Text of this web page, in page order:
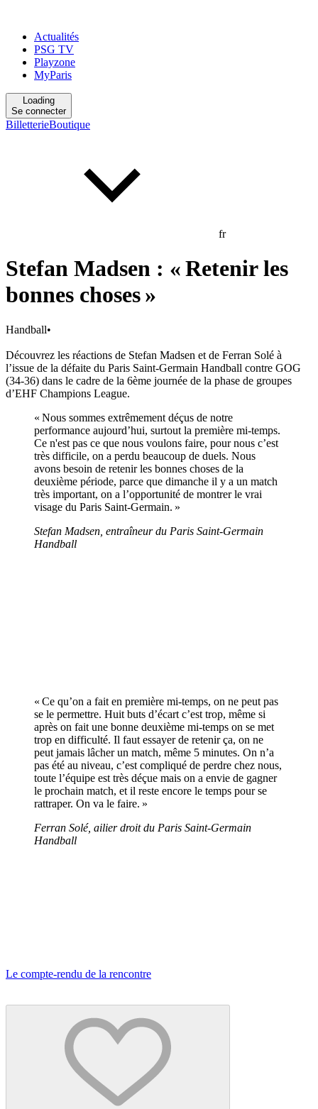
Actualités
PSG TV
Playzone
MyParis
Loading
Se connecter
BilletterieBoutique
fr
Stefan Madsen : « Retenir les
bonnes choses »
Handball•
Découvrez les réactions de Stefan Madsen et de Ferran Solé à
l’issue de la défaite du Paris Saint-Germain Handball contre GOG
(34-36) dans le cadre de la 6ème journée de la phase de groupes
d’EHF Champions League.
« Nous sommes extrêmement déçus de notre
performance aujourd’hui, surtout la première mi-temps.
Ce n'est pas ce que nous voulons faire, pour nous c’est
très difficile, on a perdu beaucoup de duels. Nous
avons besoin de retenir les bonnes choses de la
deuxième période, parce que dimanche il y a un match
très important, on a l’opportunité de montrer le vrai
visage du Paris Saint-Germain. »
Stefan Madsen, entraîneur du Paris Saint-Germain
Handball
« Ce qu’on a fait en première mi-temps, on ne peut pas
se le permettre. Huit buts d’écart c’est trop, même si
après on fait une bonne deuxième mi-temps on se met
trop en difficulté. Il faut essayer de retenir ça, on ne
peut jamais lâcher un match, même 5 minutes. On n’a
pas été au niveau, c’est compliqué de perdre chez nous,
toute l’équipe est très déçue mais on a envie de gagner
le prochain match, et il reste encore le temps pour se
rattraper. On va le faire. »
Ferran Solé, ailier droit du Paris Saint-Germain
Handball
Le compte-rendu de la rencontre